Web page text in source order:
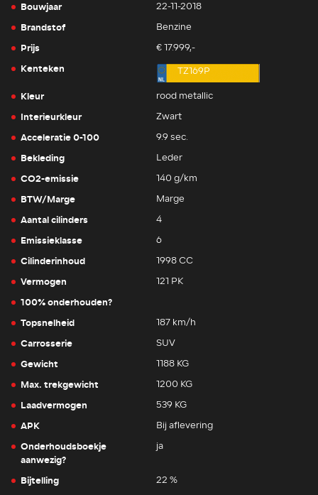
Bouwjaar 22-11-2018
Brandstof Benzine
Prijs € 17.999,-
Kenteken TZ169P
Kleur rood metallic
Interieurkleur Zwart
Acceleratie 0-100 9.9 sec.
Bekleding Leder
CO2-emissie 140 g/km
BTW/Marge Marge
Aantal cilinders 4
Emissieklasse 6
Cilinderinhoud 1998 CC
Vermogen 121 PK
100% onderhouden?
Topsnelheid
187 km/h
Carrosserie SUV
Gewicht 1188 KG
Max. trekgewicht 1200 KG
Laadvermogen 539 KG
APK Bij aflevering
Onderhoudsboekje
aanwezig?
ja
Bijtelling 22 %